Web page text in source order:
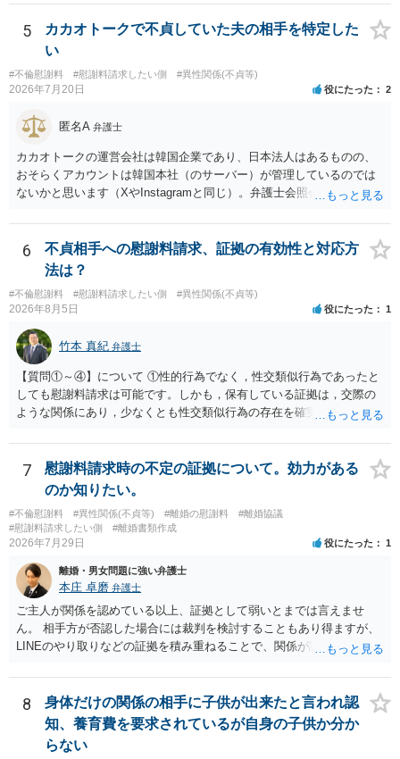
婚する、慰謝料をとるなど）ことができると思われます。 ただし、不
貞発覚後、長期間同居を続けると、不貞を許したとの評価につながる
場合がありますので、ご注意ください。 以上、ご参考まで。
5
カカオトークで不貞していた夫の相手を特定した
い
#不倫慰謝料 #慰謝料請求したい側 #異性関係(不貞等)
2026年7月20日 役にたった 2
匿名A 弁護士
カカオトークの運営会社は韓国企業であり、日本法人はあるものの、
おそらくアカウントは韓国本社（のサーバー）が管理しているのでは
ないかと思います（XやInstagramと同じ）。弁護士会照会は日本法に
対する照会は基本的にできないと解されています（弁護士会によって
は例外的に認める扱いもありますが、かなり限定されているので一般
的ではないでしょう）。もし韓国本社がアカウント管理をしているな
ら、日本法人へ送っても「ウチでは管理していない」という回答にな
ります。 個人で直接他人のID情報の開示を求めても拒否されるでしょ
う。
6
不貞相手への慰謝料請求、証拠の有効性と対応方
法は？
#不倫慰謝料 #慰謝料請求したい側 #異性関係(不貞等)
2026年8月5日 役にたった 1
竹本 真紀 弁護士
【質問①～④】について ①性的行為でなく，性交類似行為であったと
しても慰謝料請求は可能です。しかも，保有している証拠は，交際の
ような関係にあり，少なくとも性交類似行為の存在を確実に証明でき
ことを窺わせるものです。）。ですから，慰謝料請求を進めることで
よいと思います。 ただ．慰謝料額については，婚姻破綻に至っていな
いとして，この点を考慮されることになるかもしれません。 ②夫との
今後のことを考えて書いてもらうか否かを検討するのがよいと思いま
す。今ある証拠以上のことを証明（証明力を強めることも含む）でき
るのであれば，前向きに検討を進めるという考え方でもよいでしょ
値と夫との関係との均衡のように思います。 ③行政書士に委任をして
いるのであれば，どのような内容の委任なのか不明ですが，その行政
書士との協議になると思います。請求するか，訴訟にするか，その点
の見極めや，相手方は性交類似行為は認めているのか，それさえも否
定しているのかによって，考え方・進め方は変わってくると思いま
あれば，本人（行政書士でも同じだと思います。）への対応ではあま
り変わらないように思います。減額で折り合えるなら本人様の交渉で
もよいように思いますが，ゼロかどうかの観点であれば，訴訟に進む
しかなくなるようにも思います。そうしますと，お近くの弁護士に相
談して進めることを検討した方がよいようにも思います。
7
慰謝料請求時の不定の証拠について。効力がある
のか知りたい。
#不倫慰謝料 #異性関係(不貞等) #離婚の慰謝料
#離婚協議
#慰謝料請求したい側
#離婚書類作成
2026年7月29日 役にたった 1
離婚・男女問題に強い弁護士
本庄 卓磨 弁護士
ご主人が関係を認めている以上、証拠として弱いとまでは言えませ
ん。 相手方が否認した場合には裁判を検討することもあり得ますが、
LINEのやり取りなどの証拠を積み重ねることで、関係が認定される余
個別の事情によりますので、お早めに弁護士に相談されることをおす
すめします。
8
身体だけの関係の相手に子供が出来たと言われ認
知、養育費を要求されているが自身の子供か分か
らない